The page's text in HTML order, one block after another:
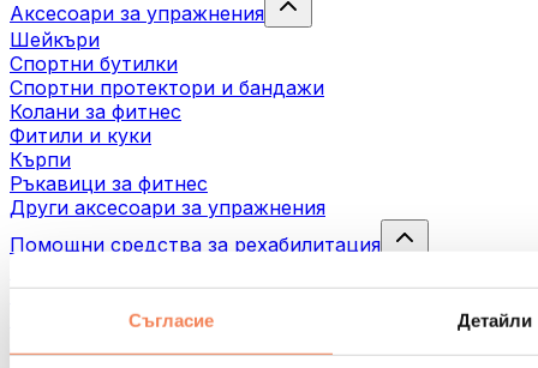
Съгласие Детайли
Аксесоари за упражнения
Шейкъри
Спортни бутилки
Спортни протектори и бандажи
Колани за фитнес
Фитили и куки
Кърпи
Ръкавици за фитнес
Други аксесоари за упражнения
Помощни средства за рехабилитация
Инструменти за масаж
Масажни ролери